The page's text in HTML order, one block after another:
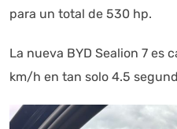
para un total de 530 hp.
La nueva BYD Sealion 7 es
km/h en tan solo 4.5